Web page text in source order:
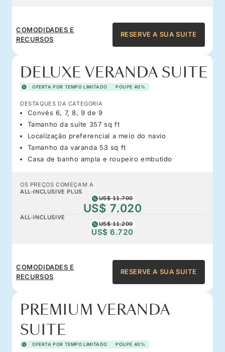
COMODIDADES E
RECURSOS
RESERVE A SUA SUITE
DELUXE VERANDA SUITE
OFERTA POR TEMPO LIMITADO POUPE 40%
DESTAQUES DA CATEGORIA
Convés 6, 7, 8, 9 de 9
Tamanho da suíte 357 sq ft
Localização preferencial a meio do navio
Tamanho da varanda 53 sq ft
Casa de banho ampla e roupeiro embutido
OS PREÇOS COMEÇAM A
ALL-INCLUSIVE PLUS
US$ 11.700
US$ 7.020
ALL-INCLUSIVE
US$ 11.200
US$ 6.720
COMODIDADES E
RECURSOS
RESERVE A SUA SUITE
PREMIUM VERANDA
SUITE
OFERTA POR TEMPO LIMITADO POUPE 40%